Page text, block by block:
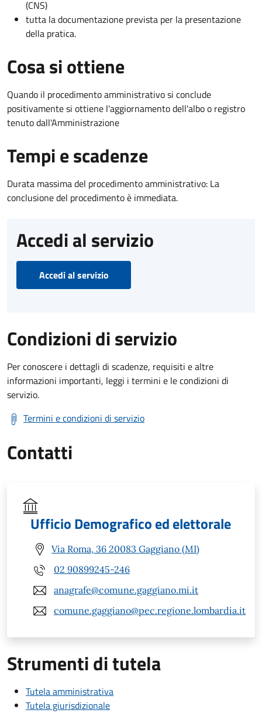
(CNS)
tutta la documentazione prevista per la presentazione
della pratica.
Cosa si ottiene
Quando il procedimento amministrativo si conclude
positivamente si ottiene l'aggiornamento dell'albo o registro
tenuto dall'Amministrazione
Tempi e scadenze
Durata massima del procedimento amministrativo: La
conclusione del procedimento è immediata.
Accedi al servizio
Accedi al servizio
Condizioni di servizio
Per conoscere i dettagli di scadenze, requisiti e altre
informazioni importanti, leggi i termini e le condizioni di
servizio.
Termini e condizioni di servizio
Contatti
Ufficio Demografico ed elettorale
Via Roma, 36 20083 Gaggiano (MI)
02 90899245-246
anagrafe@comune.gaggiano.mi.it
comune.gaggiano@pec.regione.lombardia.it
Strumenti di tutela
Tutela amministrativa
Tutela giurisdizionale